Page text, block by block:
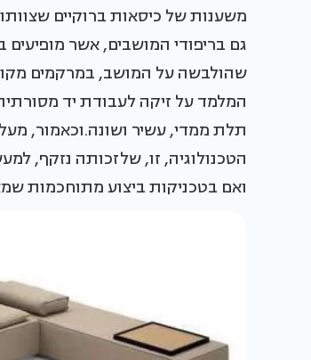
משענות של כיסאות ברוקיים
גם בריפודי המושבים, אשר מופיעים
שהולבשה על המושב, במרקמים
המלמד על זיקה לעבודת יד
תלת ממדי, עשיר ושונה.וכאמור,
הטכנולוגיה, זו, שלזכותה נזקף,
ואם בטכניקות ביצוע מתוחכמות